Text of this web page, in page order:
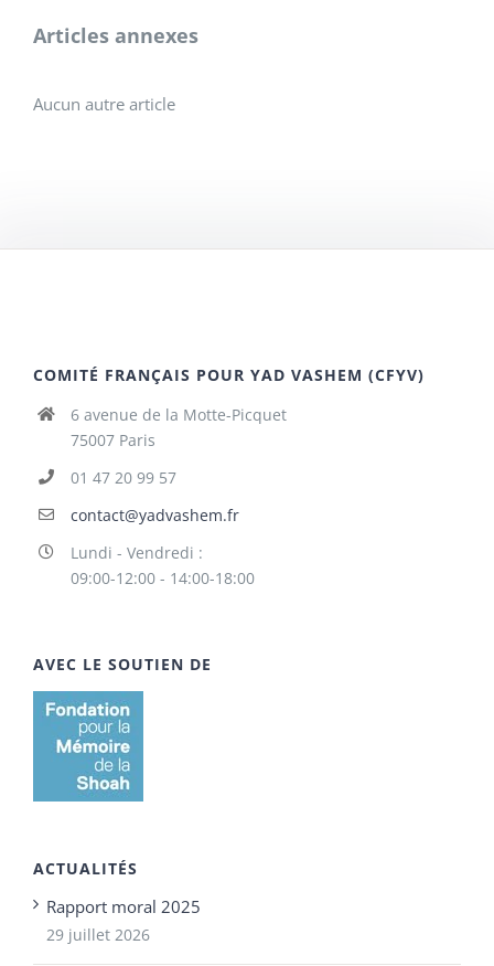
Articles annexes
Aucun autre article
COMITÉ FRANÇAIS POUR YAD VASHEM (CFYV)
6 avenue de la Motte-Picquet
75007 Paris
01 47 20 99 57
contact@yadvashem.fr
Lundi - Vendredi :
09:00-12:00 - 14:00-18:00
AVEC LE SOUTIEN DE
ACTUALITÉS
Rapport moral 2025
29 juillet 2026